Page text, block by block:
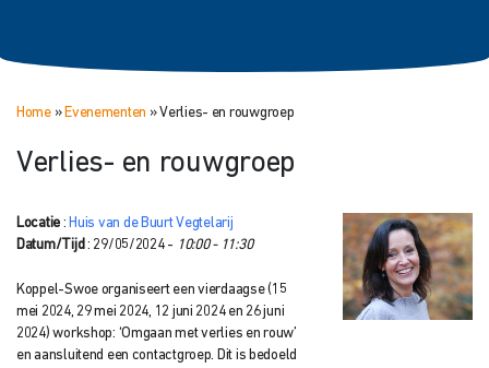
Home» Evenementen »Verlies- en rouwgroep
Verlies- en rouwgroep
Locatie : Huis van de Buurt Vegtelarij
Datum/Tijd : 29/05/2024 - 10:00 - 11:30
Koppel-Swoe organiseert een vierdaagse (15
mei 2024, 29 mei 2024, 12 juni 2024 en 26 juni
2024) workshop: ‘Omgaan met verlies en rouw’
en aansluitend een contactgroep. Dit is bedoeld